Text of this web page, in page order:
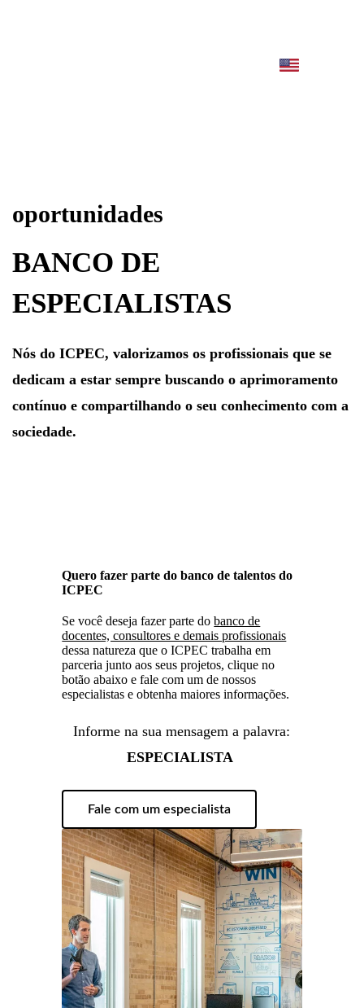
oportunidades
BANCO DE
ESPECIALISTAS
Nós do ICPEC, valorizamos os profissionais que se
dedicam a estar sempre buscando o aprimoramento
contínuo e compartilhando o seu conhecimento com a
sociedade.
Quero fazer parte do banco de talentos do
ICPEC
Se você deseja fazer parte dobanco de
docentes, consultores e demais profissionais
dessa natureza que o ICPEC trabalha em
parceria junto aos seus projetos, clique no
botão abaixo e fale com um de nossos
especialistas e obtenha maiores informações.
Informe na sua mensagem a palavra:
ESPECIALISTA
Fale com um especialista